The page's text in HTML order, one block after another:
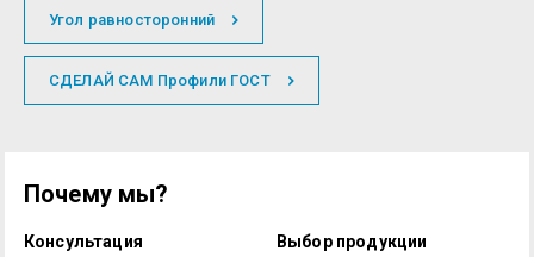
Угол равносторонний
СДЕЛАЙ САМ Профили ГОСТ
Почему мы?
Консультация
Выбор продукции